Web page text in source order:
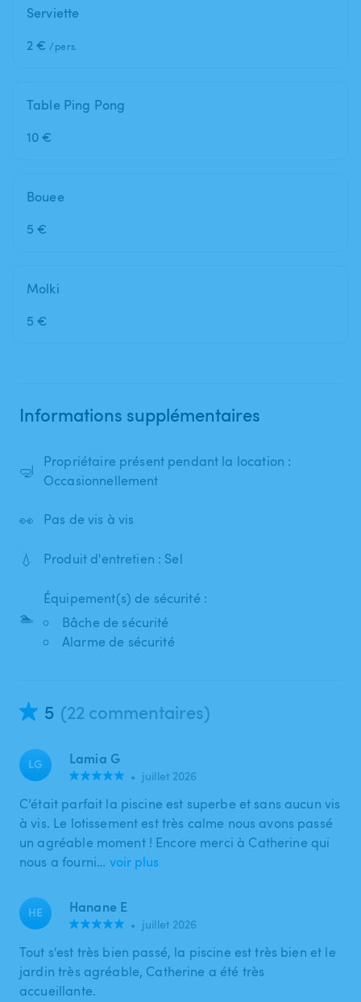
Serviette
2 € /pers.
Table Ping Pong
10 €
Bouee
5 €
Molki
5 €
Informations supplémentaires
🤿
Propriétaire présent pendant la location :
Occasionnellement
👀 Pas de vis à vis
💧 Produit d'entretien : Sel
🏊
Équipement(s) de sécurité :
Bâche de sécurité
Alarme de sécurité
5 (22 commentaires)
LG Lamia G
• juillet 2026
C’était parfait la piscine est superbe et sans aucun vis
à vis. Le lotissement est très calme nous avons passé
un agréable moment ! Encore merci à Catherine qui
nous a fourni… voir plus
HE Hanane E
• juillet 2026
Tout s'est très bien passé, la piscine est très bien et le
jardin très agréable, Catherine a été très
accueillante.